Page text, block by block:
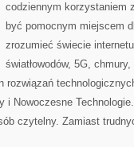
codziennym korzystaniem
być pomocnym miejscem
zrozumieć świecie
światłowodów, 5G,
rozwiązań
i Nowoczesne
czytelny. Zamiast